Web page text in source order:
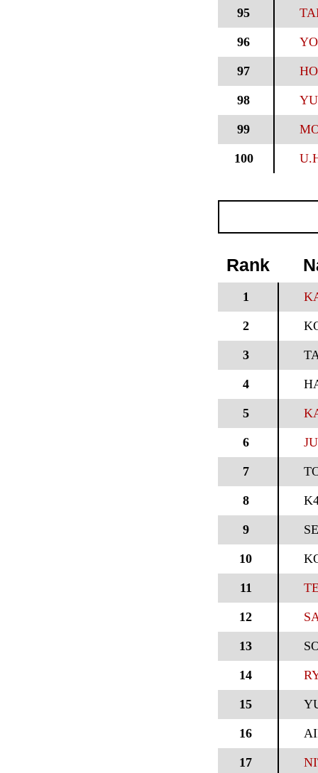
95
96
97
98
99
100
Rank
1
2
3
4
5
6
7
8
9
10
11
12
13
14
15
16
17